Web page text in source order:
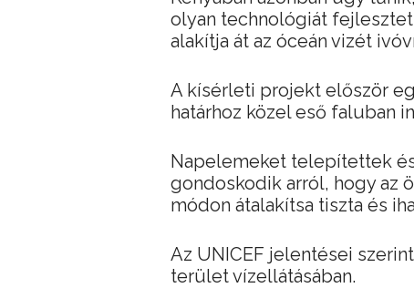
olyan technológiát
alakítja át az óceán vizét
A kísérleti projekt először
határhoz közel eső faluban
Napelemeket telepítettek
gondoskodik arról, hogy az
módon átalakítsa tiszta és
Az UNICEF jelentései
terület vízellátásában.